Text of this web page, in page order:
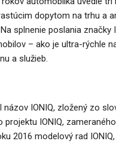
dopytom na trhu a
splnenie poslania
– ako je ultra-rýchle
a služieb.
IONIQ, zložený zo
projektu IONIQ,
2016 modelový rad